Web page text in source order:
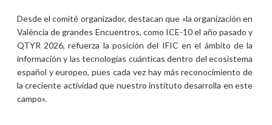
Desde el comité organizador, destacan que «la organización en
València de grandes Encuentros, como ICE-10 el año pasado y
QTYR 2026, refuerza la posición del IFIC en el ámbito de la
información y las tecnologías cuánticas dentro del ecosistema
español y europeo, pues cada vez hay más reconocimiento de
la creciente actividad que nuestro instituto desarrolla en este
campo».